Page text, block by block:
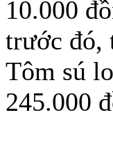
10.000
trước đó,
Tôm sú
245.000